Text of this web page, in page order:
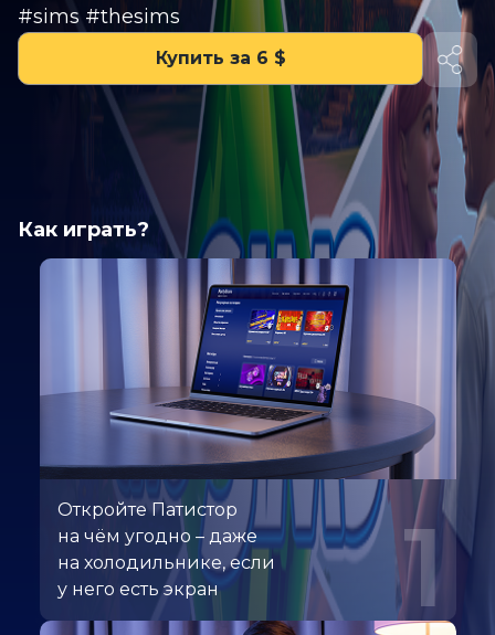
#sims #thesims
Купить за 6 $
Как играть?
Откройте Патистор
на чём угодно – даже
на холодильнике, если
у него есть экран
1